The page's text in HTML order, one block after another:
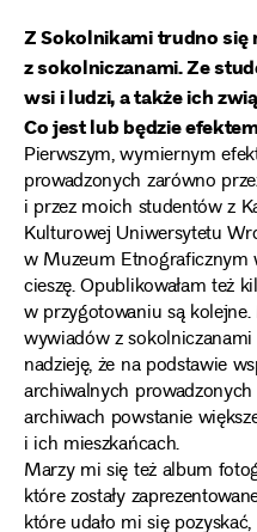
Z Sokolnikami trudno się
z sokolniczanami. Ze
wsi i ludzi, a także ich
Co jest lub będzie
Pierwszym, wymiernym
prowadzonych zarówno
i przez moich studentów z
Kulturowej Uniwersytetu
w Muzeum Etnograficznym
cieszę. Opublikowałam też
w przygotowaniu są
wywiadów z
nadzieję, że na podstawie
archiwalnych
archiwach powstanie
i ich mieszkańcach.
Marzy mi się też album
które zostały
które udało mi się